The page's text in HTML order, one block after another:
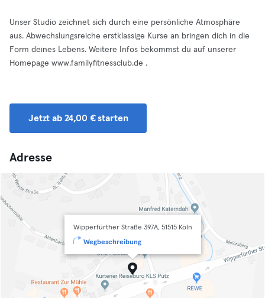
Unser Studio zeichnet sich durch eine persönliche Atmosphäre
aus. Abwechslungsreiche erstklassige Kurse an bringen dich in die
Form deines Lebens. Weitere Infos bekommst du auf unserer
Homepage www.familyfitnessclub.de .
Jetzt ab 24,00 € starten
Adresse
Wipperfürther Straße 397A, 51515 Köln
Wegbeschreibung